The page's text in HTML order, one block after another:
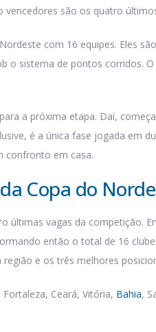
são os quatro
com 16 equipes. Eles
o sistema de pontos corridos.
a próxima etapa. Daí,
é a única fase jogada em
confronto em casa.
Copa do
últimas vagas da competição.
então o total de 16
e os três melhores
Ceará, Vitória, Bahia,